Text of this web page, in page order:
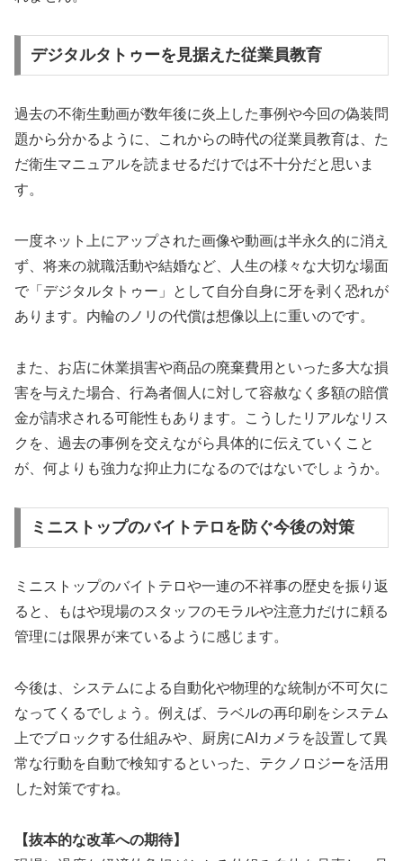
デジタルタトゥーを見据えた従業員教育
過去の不衛生動画が数年後に炎上した事例や今回の偽装問
題から分かるように、これからの時代の従業員教育は、た
だ衛生マニュアルを読ませるだけでは不十分だと思いま
す。
一度ネット上にアップされた画像や動画は半永久的に消え
ず、将来の就職活動や結婚など、人生の様々な大切な場面
で「デジタルタトゥー」として自分自身に牙を剥く恐れが
あります。内輪のノリの代償は想像以上に重いのです。
また、お店に休業損害や商品の廃棄費用といった多大な損
害を与えた場合、行為者個人に対して容赦なく多額の賠償
金が請求される可能性もあります。こうしたリアルなリス
クを、過去の事例を交えながら具体的に伝えていくこと
が、何よりも強力な抑止力になるのではないでしょうか。
ミニストップのバイトテロを防ぐ今後の対策
ミニストップのバイトテロや一連の不祥事の歴史を振り返
ると、もはや現場のスタッフのモラルや注意力だけに頼る
管理には限界が来ているように感じます。
今後は、システムによる自動化や物理的な統制が不可欠に
なってくるでしょう。例えば、ラベルの再印刷をシステム
上でブロックする仕組みや、厨房にAIカメラを設置して異
常な行動を自動で検知するといった、テクノロジーを活用
した対策ですね。
【抜本的な改革への期待】